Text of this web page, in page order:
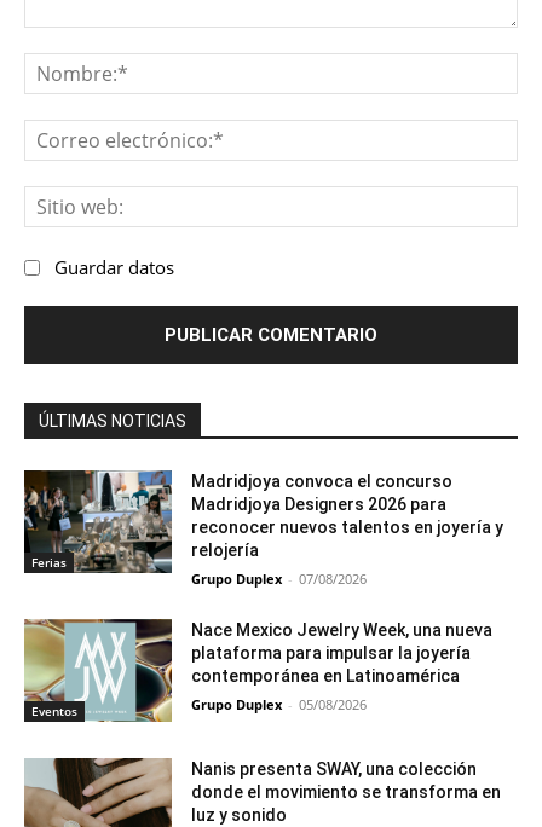
Guardar datos
ÚLTIMAS NOTICIAS
Ferias
Madridjoya convoca el concurso
Madridjoya Designers 2026 para
reconocer nuevos talentos en joyería y
relojería
Grupo Duplex - 07/08/2026
Eventos
Nace Mexico Jewelry Week, una nueva
plataforma para impulsar la joyería
contemporánea en Latinoamérica
Grupo Duplex - 05/08/2026
Nanis presenta SWAY, una colección
donde el movimiento se transforma en
luz y sonido